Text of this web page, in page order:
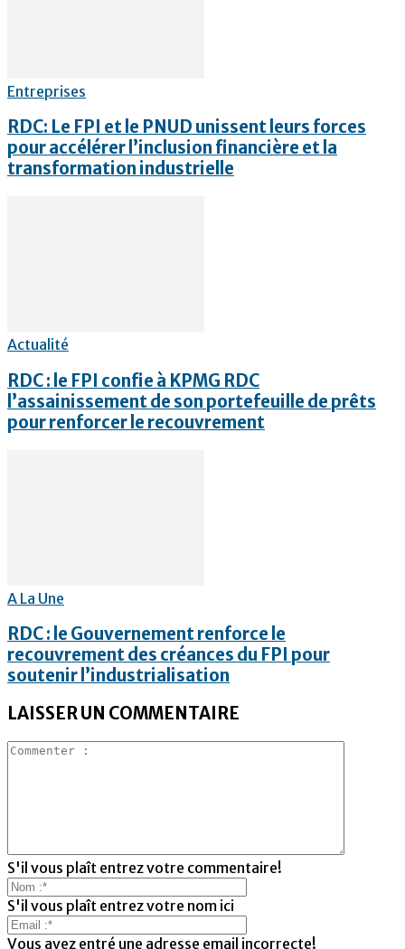
Entreprises
RDC: Le FPI et le PNUD unissent leurs forces
pour accélérer l’inclusion financière et la
transformation industrielle
Actualité
RDC : le FPI confie à KPMG RDC
l’assainissement de son portefeuille de prêts
pour renforcer le recouvrement
A La Une
RDC : le Gouvernement renforce le
recouvrement des créances du FPI pour
soutenir l’industrialisation
LAISSER UN COMMENTAIRE
S'il vous plaît entrez votre commentaire!
S'il vous plaît entrez votre nom ici
Vous avez entré une adresse email incorrecte!